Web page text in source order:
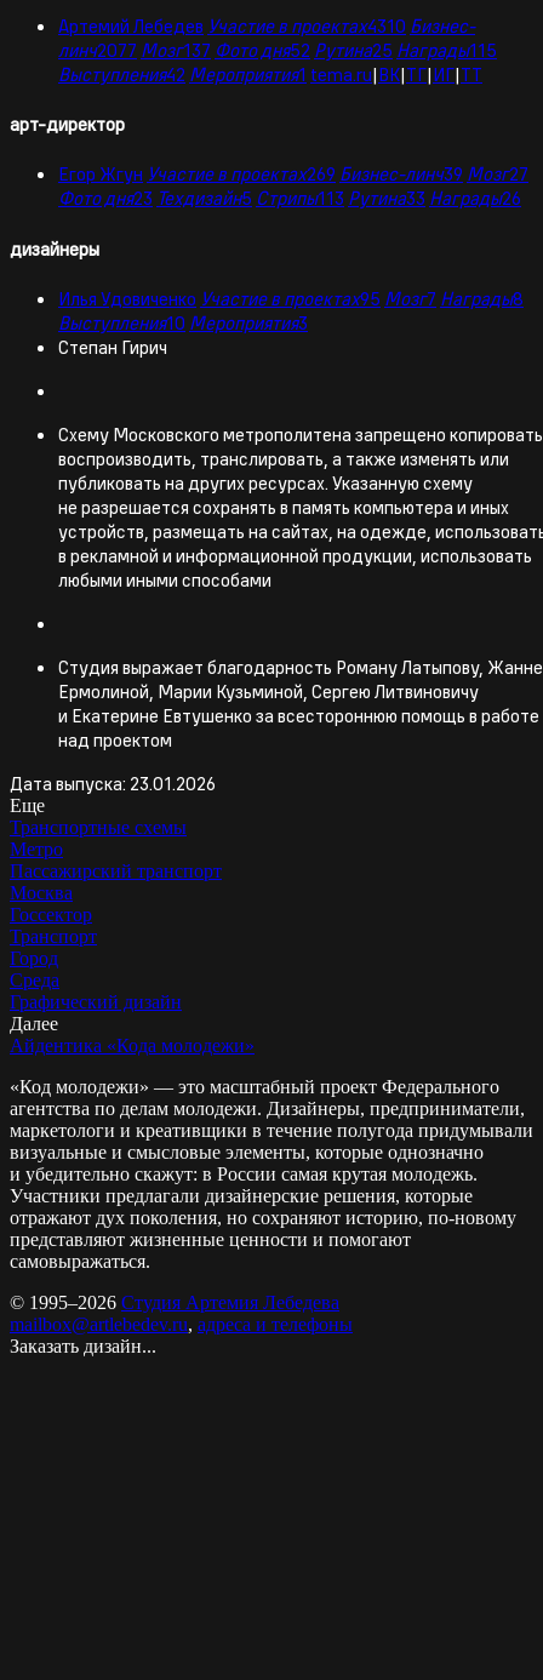
Артемий Лебедев Участие в проектах4310 Бизнес-
линч2077 Мозг137 Фото дня52 Рутина25 Награды115
Выступления42 Мероприятия1 tema.ru|ВК|ТГ|ИГ|ТТ
арт-директор
Егор Жгун Участие в проектах269 Бизнес-линч39 Мозг27
Фото дня23 Техдизайн5 Стрипы113 Рутина33 Награды26
дизайнеры
Илья Удовиченко Участие в проектах95 Мозг7 Награды8
Выступления10 Мероприятия3
Степан Гирич
Схему Московского метрополитена запрещено
воспроизводить, транслировать, а также изменять или
публиковать на других ресурсах. Указанную схему
не разрешается сохранять в память компьютера и иных
устройств, размещать на сайтах, на одежде,
в рекламной и информационной продукции, использовать
любыми иными способами
Студия выражает благодарность Роману Латыпову, Жанне
Ермолиной, Марии Кузьминой, Сергею Литвиновичу
и Екатерине Евтушенко за всестороннюю помощь в работе
над проектом
Дата выпуска: 23.01.2026
Еще
Транспортные схемы
Метро
Пассажирский транспорт
Москва
Госсектор
Транспорт
Город
Среда
Графический дизайн
Далее
Айдентика «Кода молодежи»
«Код молодежи» — это масштабный проект Федерального
агентства по делам молодежи. Дизайнеры, предприниматели,
маркетологи и креативщики в течение полугода придумывали
визуальные и смысловые элементы, которые однозначно
и убедительно скажут: в России самая крутая молодежь.
Участники предлагали дизайнерские решения, которые
отражают дух поколения, но сохраняют историю, по-новому
представляют жизненные ценности и помогают
самовыражаться.
© 1995–2026 Студия Артемия Лебедева
mailbox@artlebedev.ru, адреса и телефоны
Заказать дизайн...